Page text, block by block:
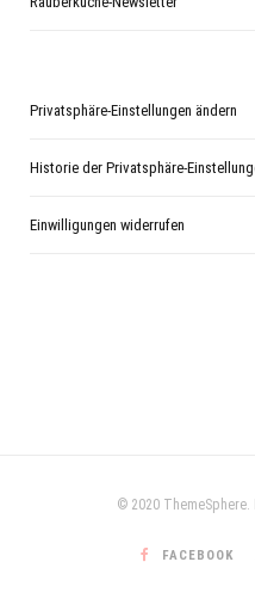
Privatsphäre-Einstellungen ändern
Historie der Privatsphäre-
Einwilligungen widerrufen
© 2020 ThemeSphere.
FACEBOOK